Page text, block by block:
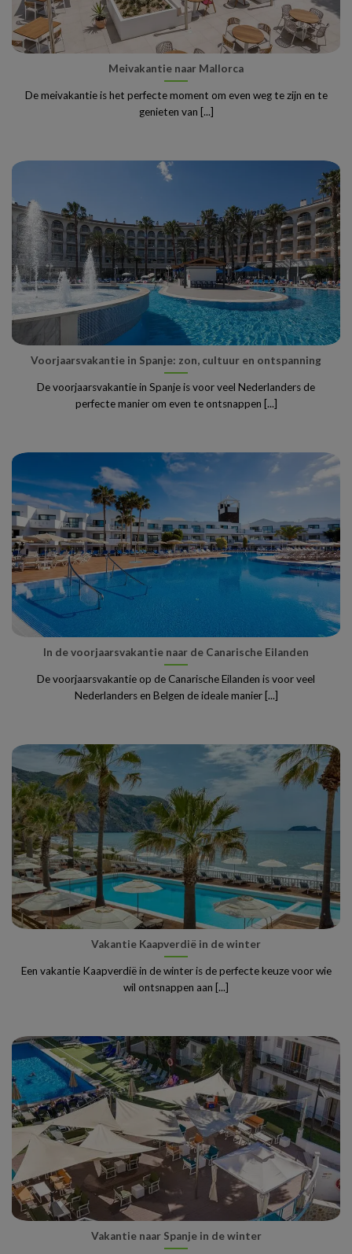
Meivakantie naar Mallorca
De meivakantie is het perfecte moment om even weg te zijn en te
genieten van [...]
Voorjaarsvakantie in Spanje: zon, cultuur en ontspanning
De voorjaarsvakantie in Spanje is voor veel Nederlanders de
perfecte manier om even te ontsnappen [...]
In de voorjaarsvakantie naar de Canarische Eilanden
De voorjaarsvakantie op de Canarische Eilanden is voor veel
Nederlanders en Belgen de ideale manier [...]
Vakantie Kaapverdië in de winter
Een vakantie Kaapverdië in de winter is de perfecte keuze voor wie
wil ontsnappen aan [...]
Vakantie naar Spanje in de winter